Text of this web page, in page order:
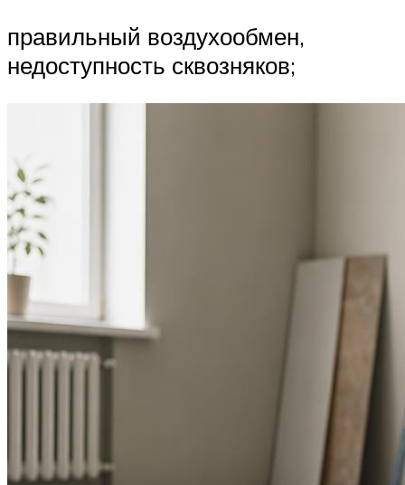
правильный воздухообмен,
недоступность сквозняков;